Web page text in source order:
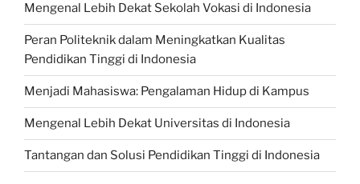
Mengenal Lebih Dekat Sekolah Vokasi di Indonesia
Peran Politeknik dalam Meningkatkan Kualitas
Pendidikan Tinggi di Indonesia
Menjadi Mahasiswa: Pengalaman Hidup di Kampus
Mengenal Lebih Dekat Universitas di Indonesia
Tantangan dan Solusi Pendidikan Tinggi di Indonesia